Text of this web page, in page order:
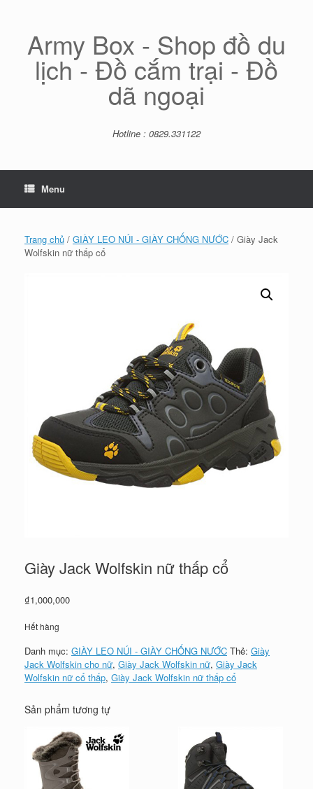
Army Box - Shop đồ du
lịch - Đồ cắm trại - Đồ
dã ngoại
Hotline : 0829.331122
Menu
Trang chủ / GIÀY LEO NÚI - GIÀY CHỐNG NƯỚC / Giày Jack
Wolfskin nữ thấp cổ
Giày Jack Wolfskin nữ thấp cổ
₫1,000,000
Hết hàng
Danh mục: GIÀY LEO NÚI - GIÀY CHỐNG NƯỚC Thẻ: Giày
Jack Wolfskin cho nữ, Giày Jack Wolfskin nữ, Giày Jack
Wolfskin nữ cổ thấp, Giày Jack Wolfskin nữ thấp cổ
Sản phẩm tương tự